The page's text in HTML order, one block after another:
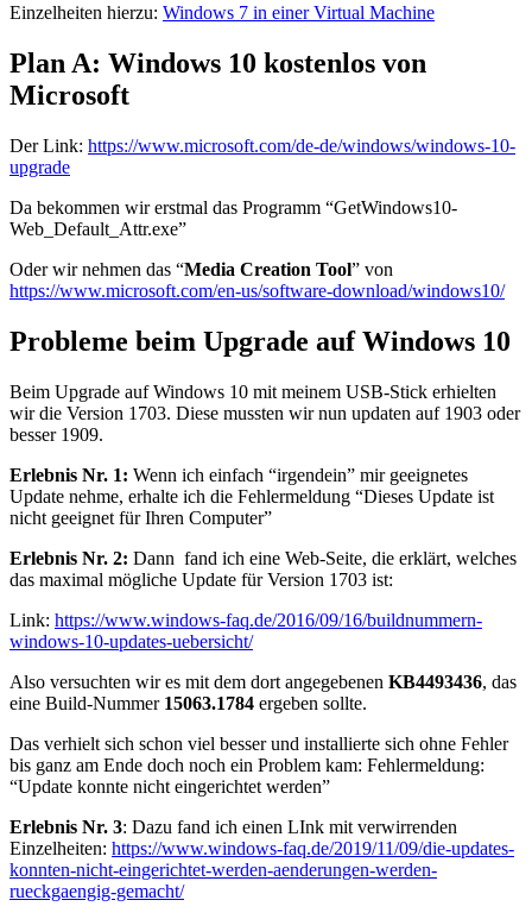
Einzelheiten hierzu: Windows 7 in einer Virtual Machine
Plan A: Windows 10 kostenlos von
Microsoft
Der Link: https://www.microsoft.com/de-de/windows/windows-10-
upgrade
Da bekommen wir erstmal das Programm “GetWindows10-
Web_Default_Attr.exe”
Oder wir nehmen das “Media Creation Tool” von
https://www.microsoft.com/en-us/software-download/windows10/
Probleme beim Upgrade auf Windows 10
Beim Upgrade auf Windows 10 mit meinem USB-Stick erhielten
wir die Version 1703. Diese mussten wir nun updaten auf 1903 oder
besser 1909.
Erlebnis Nr. 1: Wenn ich einfach “irgendein” mir geeignetes
Update nehme, erhalte ich die Fehlermeldung “Dieses Update ist
nicht geeignet für Ihren Computer”
Erlebnis Nr. 2: Dann fand ich eine Web-Seite, die erklärt, welches
das maximal mögliche Update für Version 1703 ist:
Link: https://www.windows-faq.de/2016/09/16/buildnummern-
windows-10-updates-uebersicht/
Also versuchten wir es mit dem dort angegebenen KB4493436, das
eine Build-Nummer 15063.1784 ergeben sollte.
Das verhielt sich schon viel besser und installierte sich ohne Fehler
bis ganz am Ende doch noch ein Problem kam: Fehlermeldung:
“Update konnte nicht eingerichtet werden”
Erlebnis Nr. 3: Dazu fand ich einen LInk mit verwirrenden
Einzelheiten: https://www.windows-faq.de/2019/11/09/die-updates-
konnten-nicht-eingerichtet-werden-aenderungen-werden-
rueckgaengig-gemacht/